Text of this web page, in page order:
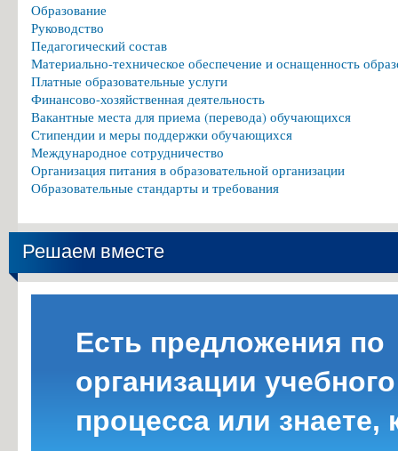
Образование
Руководство
Педагогический состав
Материально-техническое обеспечение и оснащенность
Платные образовательные услуги
Финансово-хозяйственная деятельность
Вакантные места для приема (перевода) обучающихся
Стипендии и меры поддержки обучающихся
Международное сотрудничество
Организация питания в образовательной организации
Образовательные стандарты и требования
Решаем вместе
Есть предложения по
организации учебного
процесса или знаете,